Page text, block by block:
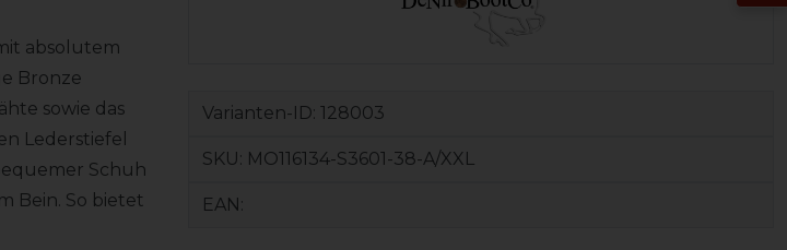
absolutem
Bronze
sowie das
Lederstiefel
Schuh
Bein. So bietet
Varianten-ID: 128003
SKU: MO116134-S3601-38-A/XXL
EAN: